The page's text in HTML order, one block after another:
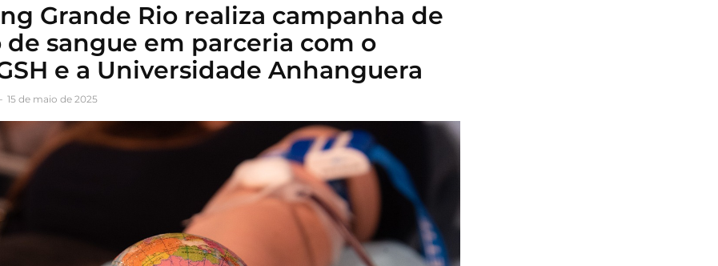
Grande Rio realiza campanha de
de sangue em parceria com o
e a Universidade Anhanguera
- 15 de maio de 2025